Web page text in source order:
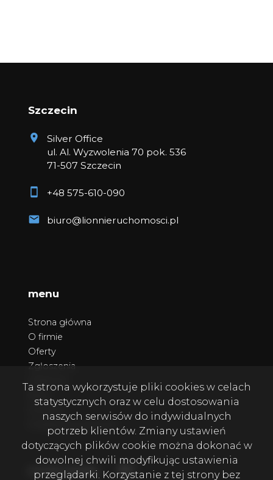
Szczecin
Silver Office
ul. Al. Wyzwolenia 70 pok. 536
71-507 Szczecin
+48 575-610-090
biuro@lionnieruchomosci.pl
menu
Strona główna
O firmie
Oferty
Zgłoszenia
Kontakt
Polityka prywatności
social media Facebook
Facebook
Ta strona wykorzystuje pliki cookies w celach
statystycznych oraz w celu dostosowania
naszych serwisów do indywidualnych
potrzeb klientów. Zmiany ustawień
dotyczących plików cookie można dokonać w
dowolnej chwili modyfikując ustawienia
przeglądarki. Korzystanie z tej strony bez